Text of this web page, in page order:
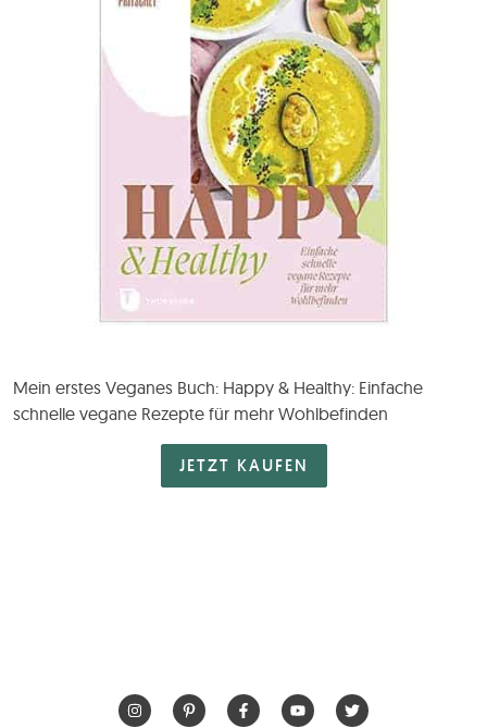
Mein erstes Veganes Buch: Happy & Healthy: Einfache
schnelle vegane Rezepte für mehr Wohlbefinden
JETZT KAUFEN